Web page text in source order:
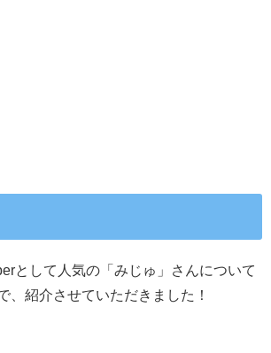
として人気の「みじゅ」さんについて
、紹介させていただきました！